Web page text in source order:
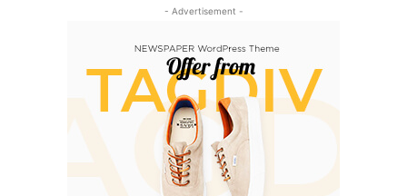
- Advertisement -